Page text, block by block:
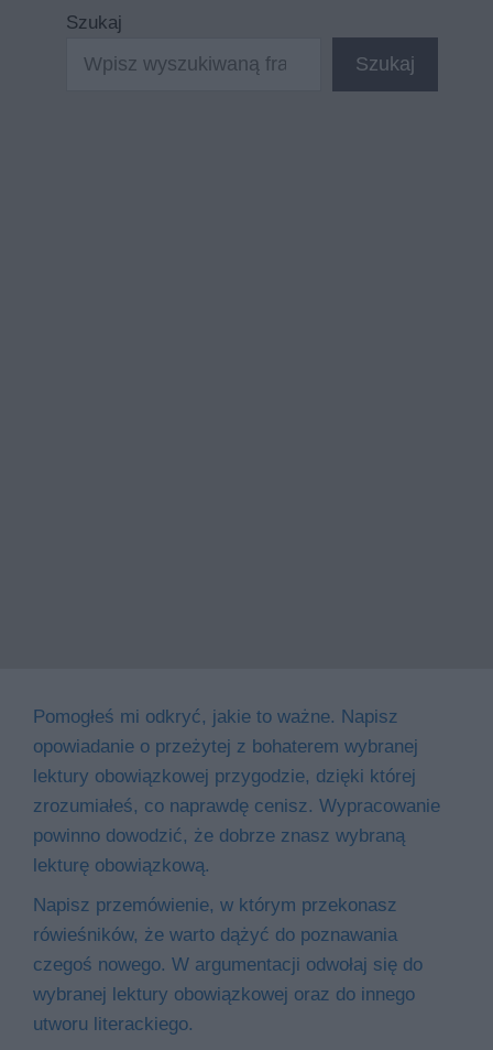
Szukaj
Szukaj
Pomogłeś mi odkryć, jakie to ważne. Napisz
opowiadanie o przeżytej z bohaterem wybranej
lektury obowiązkowej przygodzie, dzięki której
zrozumiałeś, co naprawdę cenisz. Wypracowanie
powinno dowodzić, że dobrze znasz wybraną
lekturę obowiązkową.
Napisz przemówienie, w którym przekonasz
rówieśników, że warto dążyć do poznawania
czegoś nowego. W argumentacji odwołaj się do
wybranej lektury obowiązkowej oraz do innego
utworu literackiego.